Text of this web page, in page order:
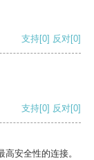
支持[0] 反对[0]
支持[0] 反对[0]
安全性的连接。